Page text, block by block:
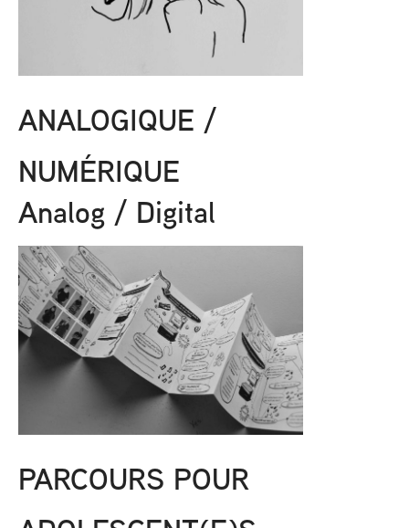
ANALOGIQUE /
NUMÉRIQUE
Analog / Digital
PARCOURS POUR